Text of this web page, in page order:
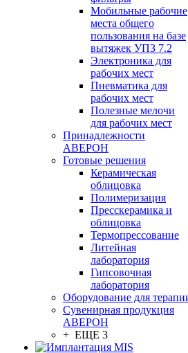
Мобильные рабочие
места общего
пользования на базе
вытяжек УПЗ 7.2
Электроника для
рабочих мест
Пневматика для
рабочих мест
Полезные мелочи
для рабочих мест
Принадлежности
АВЕРОН
Готовые решения
Керамическая
облицовка
Полимеризация
Пресскерамика и
облицовка
Термопрессование
Литейная
лаборатория
Гипсовочная
лаборатория
Оборудование для
Сувенирная продукция
АВЕРОН
+ ЕЩЕ 3